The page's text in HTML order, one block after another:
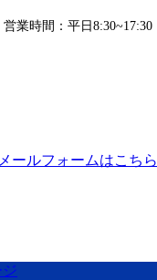
営業時間：平日8:30~17:30
メールフォームはこちら